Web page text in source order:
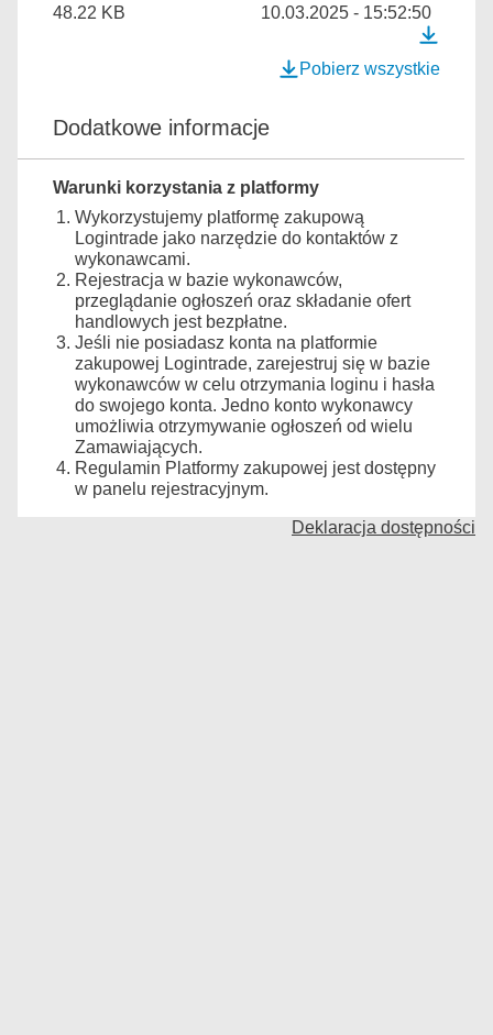
48.22 KB
10.03.2025 - 15:52:50
Pobierz wszystkie
Dodatkowe informacje
Warunki korzystania z platformy
Wykorzystujemy platformę zakupową
Logintrade jako narzędzie do kontaktów z
wykonawcami.
Rejestracja w bazie wykonawców,
przeglądanie ogłoszeń oraz składanie ofert
handlowych jest bezpłatne.
Jeśli nie posiadasz konta na platformie
zakupowej Logintrade, zarejestruj się w bazie
wykonawców w celu otrzymania loginu i hasła
do swojego konta. Jedno konto wykonawcy
umożliwia otrzymywanie ogłoszeń od wielu
Zamawiających.
Regulamin Platformy zakupowej jest dostępny
w panelu rejestracyjnym.
Deklaracja dostępności